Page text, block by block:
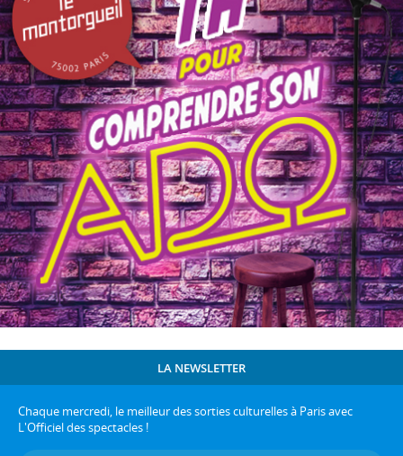
LA NEWSLETTER
Chaque mercredi, le meilleur des sorties culturelles à Paris avec
L'Officiel des spectacles !